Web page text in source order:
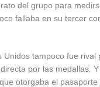
del grupo para
fallaba en su tercer
Unidos tampoco fue
por las medallas.
otorgaba el